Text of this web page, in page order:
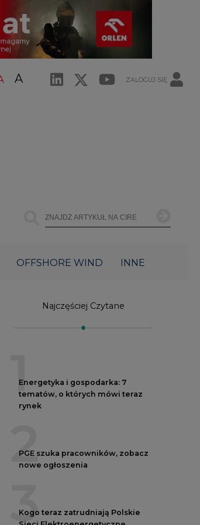
A ZALOGUJ SIĘ
OFFSHORE WIND INNE
Najczęściej Czytane
1
Energetyka i gospodarka: 7
tematów, o których mówi teraz
rynek
2
PGE szuka pracowników, zobacz
nowe ogłoszenia
3
Kogo teraz zatrudniają Polskie